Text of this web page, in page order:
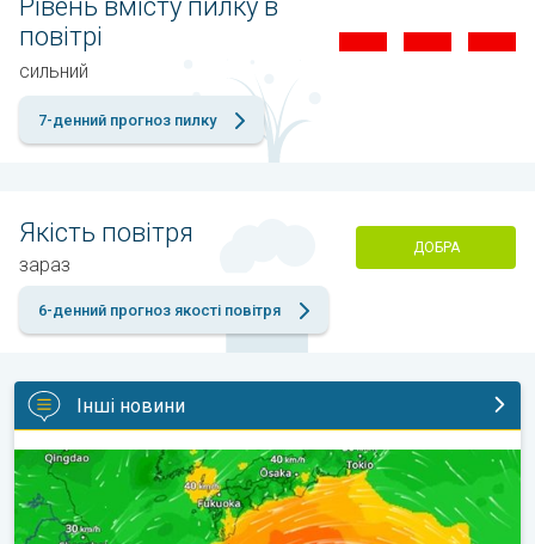
Рівень вмісту пилку в
повітрі
сильний
7-денний прогноз пилку
Якість повітря
зараз
ДОБРА
6-денний прогноз якості повітря
Інші новини
Японія готується до тайфуну «DOLPHIN». Загроза зсувів. . .